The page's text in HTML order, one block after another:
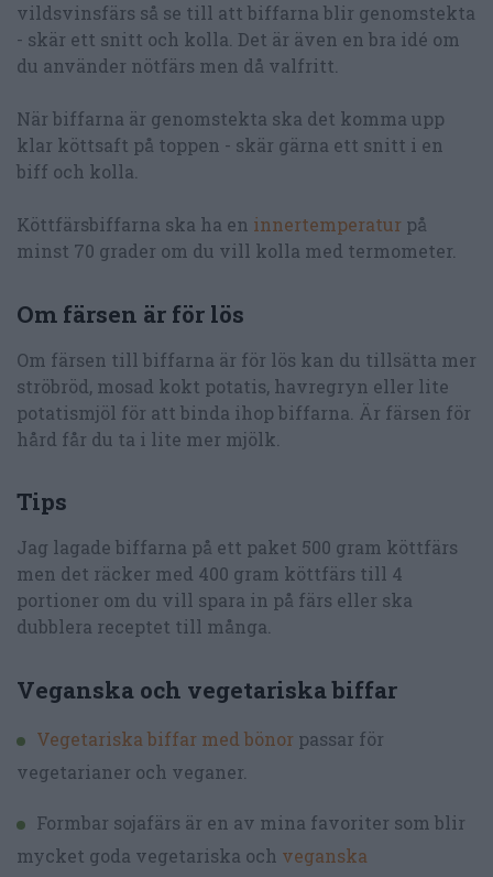
vildsvinsfärs så se till att biffarna blir genomstekta
- skär ett snitt och kolla. Det är även en bra idé om
du använder nötfärs men då valfritt.
När biffarna är genomstekta ska det komma upp
klar köttsaft på toppen - skär gärna ett snitt i en
biff och kolla.
Köttfärsbiffarna ska ha en innertemperatur på
minst 70 grader om du vill kolla med termometer.
Om färsen är för lös
Om färsen till biffarna är för lös kan du tillsätta mer
ströbröd, mosad kokt potatis, havregryn eller lite
potatismjöl för att binda ihop biffarna. Är färsen för
hård får du ta i lite mer mjölk.
Tips
Jag lagade biffarna på ett paket 500 gram köttfärs
men det räcker med 400 gram köttfärs till 4
portioner om du vill spara in på färs eller ska
dubblera receptet till många.
Veganska och vegetariska biffar
Vegetariska biffar med bönor passar för
vegetarianer och veganer.
Formbar sojafärs är en av mina favoriter som blir
mycket goda vegetariska och veganska